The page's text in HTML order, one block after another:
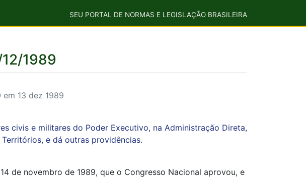
SEU PORTAL DE NORMAS E LEGISLAÇÃO BRASILEIRA
1989
13 dez 1989
civis e militares do Poder Executivo, na Administração Direta,
e dá outras providências.
de novembro de 1989, que o Congresso Nacional aprovou, e